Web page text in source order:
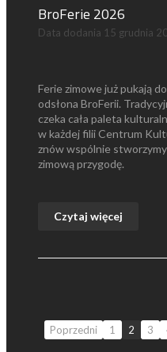
BroFerie 2026
Data dodania 15 grudnia
Ferie zimowe już pukają
odsłona BroFerii.
czeka cała paleta
w każdej filii Centrum
znów wspólnie
zimową przygodę.
Czytaj więcej
Poprzedni 1 2 3